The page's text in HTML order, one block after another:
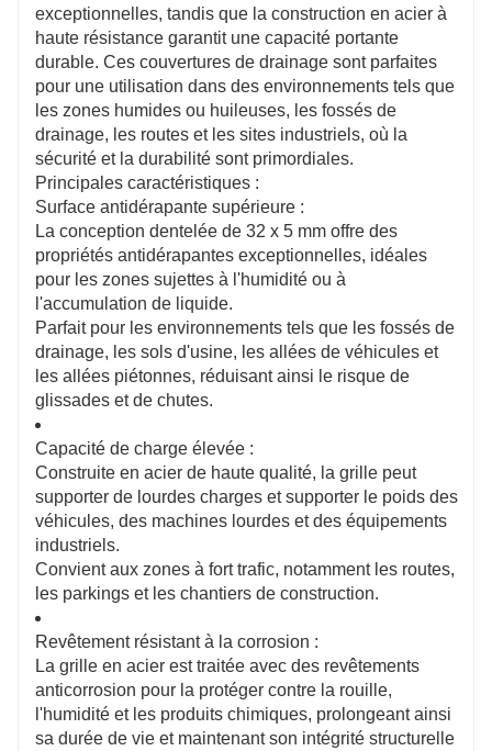
exceptionnelles, tandis que la construction en acier à
haute résistance garantit une capacité portante
durable. Ces couvertures de drainage sont parfaites
pour une utilisation dans des environnements tels que
les zones humides ou huileuses, les fossés de
drainage, les routes et les sites industriels, où la
sécurité et la durabilité sont primordiales.
Principales caractéristiques :
Surface antidérapante supérieure :
La conception dentelée de 32 x 5 mm offre des
propriétés antidérapantes exceptionnelles, idéales
pour les zones sujettes à l'humidité ou à
l'accumulation de liquide.
Parfait pour les environnements tels que les fossés de
drainage, les sols d'usine, les allées de véhicules et
les allées piétonnes, réduisant ainsi le risque de
glissades et de chutes.
Capacité de charge élevée :
Construite en acier de haute qualité, la grille peut
supporter de lourdes charges et supporter le poids des
véhicules, des machines lourdes et des équipements
industriels.
Convient aux zones à fort trafic, notamment les routes,
les parkings et les chantiers de construction.
Revêtement résistant à la corrosion :
La grille en acier est traitée avec des revêtements
anticorrosion pour la protéger contre la rouille,
l'humidité et les produits chimiques, prolongeant ainsi
sa durée de vie et maintenant son intégrité structurelle